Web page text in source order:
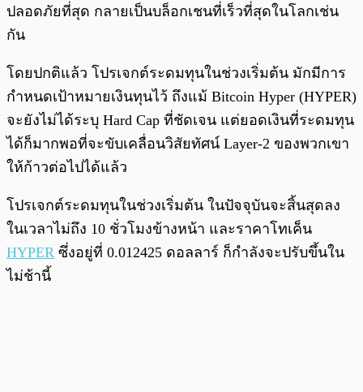
ปลอดภัยที่สุด กลายเป็นบล็อกเชนที่เร็วที่สุดในโลกเช่น
กัน
โดยปกติแล้ว โปรเจกต์ระดมทุนในช่วงเริ่มต้น มักมีการ
กำหนดเป้าหมายเงินทุนไว้ ถึงแม้ Bitcoin Hyper (HYPER)
จะยังไม่ได้ระบุ Hard Cap ที่ชัดเจน แต่ยอดเงินที่ระดมทุน
ได้ก็มากพอที่จะขับเคลื่อนวิสัยทัศน์ Layer-2 ของพวกเขา
ให้ก้าวต่อไปได้แล้ว
โปรเจกต์ระดมทุนในช่วงเริ่มต้น ในปัจจุบันจะสิ้นสุดลง
ในเวลาไม่ถึง 10 ชั่วโมงข้างหน้า และราคาโทเค็น
HYPER ซึ่งอยู่ที่ 0.012425 ดอลลาร์ ก็กำลังจะปรับขึ้นใน
ไม่ช้านี้